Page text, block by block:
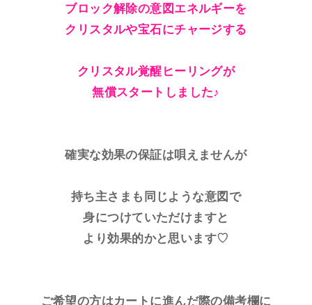
ブロック解除の意図エネルギーを
クリスタルや宝石にチャージする
クリスタル覚醒ヒーリングが
無償スタートしました♪
確実な効果の保証は唄えませんが
持ち主さまも同じような意図で
身につけていただけますと
より効果的かと思います♡
ご希望の方はカートに進んだ際の備考欄に